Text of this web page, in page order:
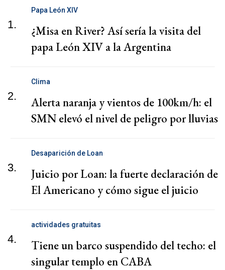
1.
Papa León XIV
¿Misa en River? Así sería la visita del
papa León XIV a la Argentina
2.
Clima
Alerta naranja y vientos de 100km/h: el
SMN elevó el nivel de peligro por lluvias
3.
Desaparición de Loan
Juicio por Loan: la fuerte declaración de
El Americano y cómo sigue el juicio
4.
actividades gratuitas
Tiene un barco suspendido del techo: el
singular templo en CABA